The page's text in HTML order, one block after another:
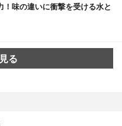
味の違いに衝撃を受ける水と
る